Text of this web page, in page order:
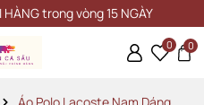
trong vòng 15 NGÀY
0 0
Áo Polo Lacoste Nam Dáng